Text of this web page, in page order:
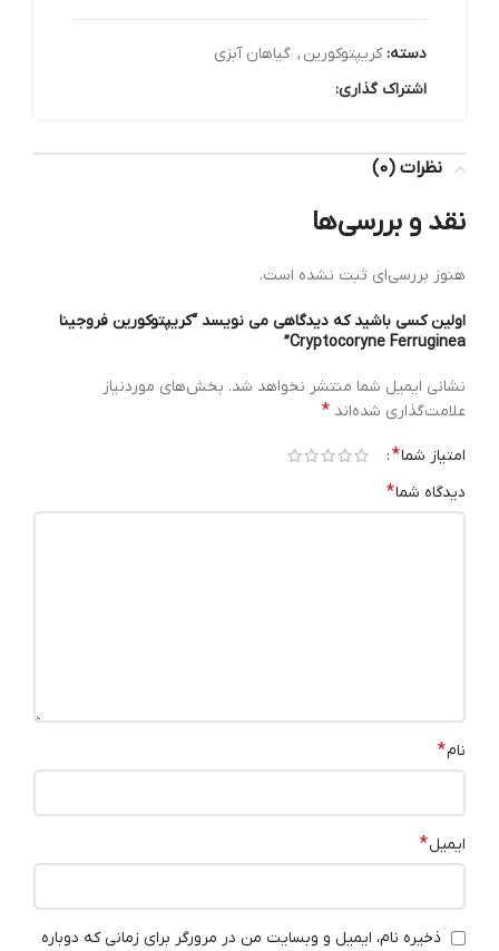
دسته: کریپتوکورین , گیاهان آبزی
اشتراک گذاری:
نظرات (0)
نقد و بررسی‌ها
هنوز بررسی‌ای ثبت نشده است.
اولین کسی باشید که دیدگاهی می نویسد “کریپتوکورین فروجینا
Cryptocoryne Ferruginea”
نشانی ایمیل شما منتشر نخواهد شد. بخش‌های موردنیاز
علامت‌گذاری شده‌اند *
امتیاز شما*
دیدگاه شما*
نام*
ایمیل*
ذخیره نام، ایمیل و وبسایت من در مرورگر برای زمانی که دوباره